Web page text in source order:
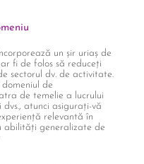
un șir uriaș de
fi de folos să reduceți
sectorul dv. de activitate.
de
de temelie a lucrului
atunci asigurați-vă
relevantă în
abilități generalizate de